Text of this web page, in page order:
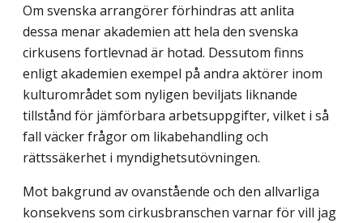
Om svenska arrangörer förhindras att anlita
dessa menar akademien att hela den svenska
cirkusens fortlevnad är hotad. Dessutom finns
enligt akademien exempel på andra aktörer inom
kulturområdet som nyligen beviljats liknande
tillstånd för jämförbara arbetsuppgifter, vilket i så
fall väcker frågor om likabehandling och
rättssäkerhet i myndighetsutövningen.
Mot bakgrund av ovanstående och den allvarliga
konsekvens som cirkusbranschen varnar för vill jag